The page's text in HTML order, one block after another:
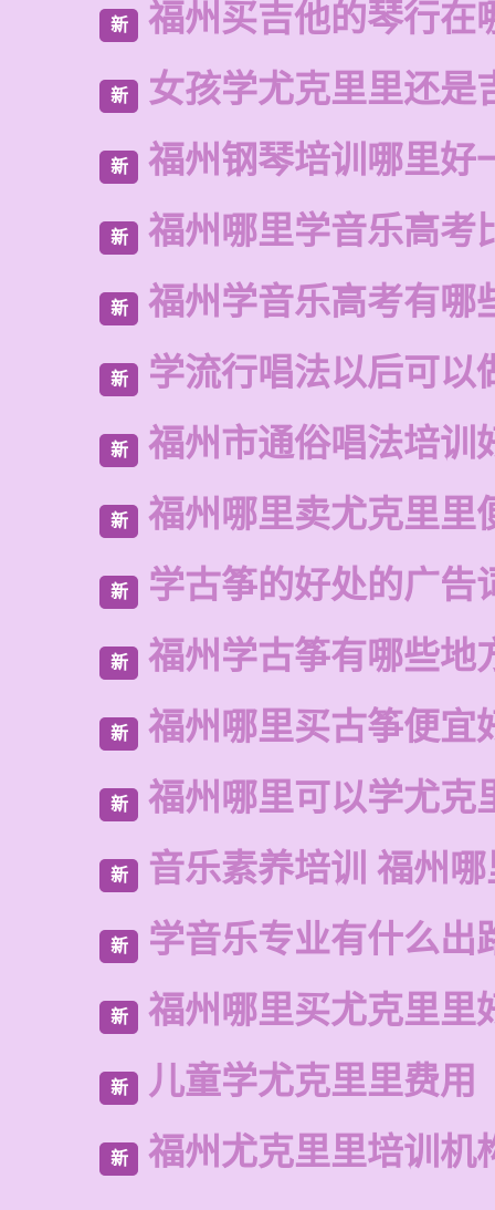
新 福州买吉他的琴行在
新 女孩学尤克里里还是
新 福州钢琴培训哪里好
新 福州哪里学音乐高考
新 福州学音乐高考有哪
新 学流行唱法以后可以
新 福州市通俗唱法培训
新 福州哪里卖尤克里里
新 学古筝的好处的广告
新 福州学古筝有哪些地
新 福州哪里买古筝便宜
新 福州哪里可以学尤克
新 音乐素养培训 福州
新 学音乐专业有什么出
新 福州哪里买尤克里里
新 儿童学尤克里里费用
新 福州尤克里里培训机